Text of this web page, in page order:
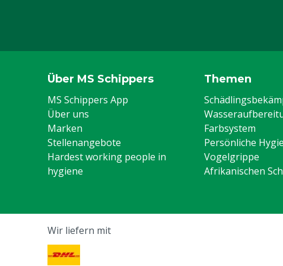
Über MS Schippers
MS Schippers App
Über uns
Marken
Stellenangebote
Hardest working people in
hygiene
Themen
Farbsystem
Persönliche
Vogelgrippe
Afrikanischen
Wir liefern mit